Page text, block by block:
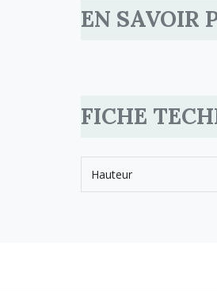
EN SAVOIR
FICHE
Hauteur